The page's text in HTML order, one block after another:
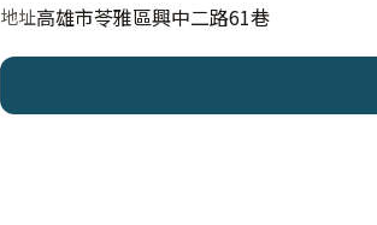
地址高雄市苓雅區興中二路61巷